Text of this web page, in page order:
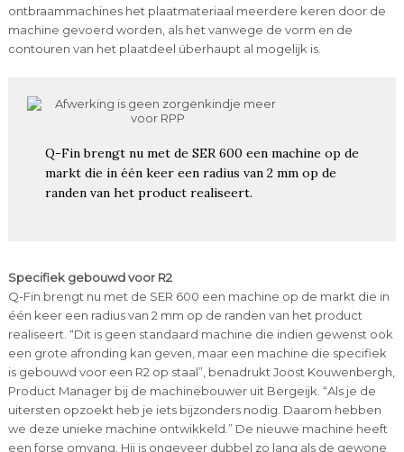
ontbraammachines het plaatmateriaal meerdere keren door de
machine gevoerd worden, als het vanwege de vorm en de
contouren van het plaatdeel überhaupt al mogelijk is.
Q-Fin brengt nu met de SER 600 een machine op de
markt die in één keer een radius van 2 mm op de
randen van het product realiseert.
Specifiek gebouwd voor R2
Q-Fin brengt nu met de SER 600 een machine op de markt die in
één keer een radius van 2 mm op de randen van het product
realiseert. “Dit is geen standaard machine die indien gewenst ook
een grote afronding kan geven, maar een machine die specifiek
is gebouwd voor een R2 op staal”, benadrukt Joost Kouwenbergh,
Product Manager bij de machinebouwer uit Bergeijk. “Als je de
uitersten opzoekt heb je iets bijzonders nodig. Daarom hebben
we deze unieke machine ontwikkeld.” De nieuwe machine heeft
een forse omvang. Hij is ongeveer dubbel zo lang als de gewone